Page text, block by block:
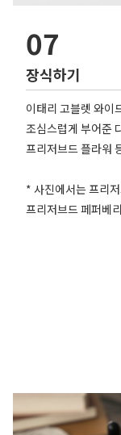
07
장식하기
이태리 고블렛 와
조심스럽게 부어준
프리저브드 플라워
* 사진에서는 프리
프리저브드 페퍼베